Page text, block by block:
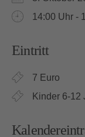
14:00 Uhr -
Eintritt
7 Euro
Kinder 6-12